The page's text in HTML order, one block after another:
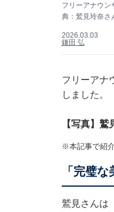
フリーアナウン
典：鷲見玲奈さ
2026.03.03
鎌田 弘
フリーアナ
しました。
【写真】
※本記事で紹
「完璧な
鷲見さんは